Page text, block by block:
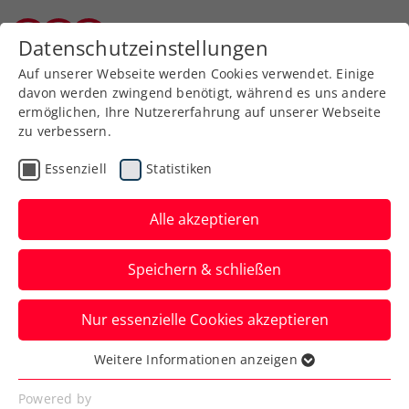
Zurück zur Newsübersicht
Turniere
ITF Wiesbaden: Kraus
stürmt ohne Satzverlust
ins nächste Halbfinale
Das ÖTV-Ass steht zum dritten Mal seit
Mitte März unter den letzten Vier eines
internationalen Damenturniers.
Verfasst von: Manuel Wachta, 05.05.2023
Datenschutzeinstellungen
Auf unserer Webseite werden Cookies verwendet. Einige
davon werden zwingend benötigt, während es uns andere
ermöglichen, Ihre Nutzererfahrung auf unserer Webseite
zu verbessern.
Essenziell Statistiken
Alle akzeptieren
Speichern & schließen
Nur essenzielle Cookies akzeptieren
Essenziell
Essenzielle Cookies werden für grundlegende
Weitere Informationen anzeigen
Powered by